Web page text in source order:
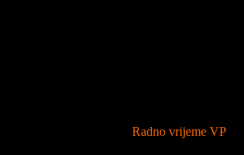
Radno vrijeme VP